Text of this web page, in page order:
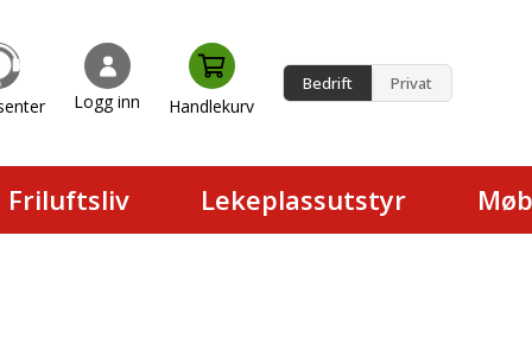
Logg inn Handlekurv
Bedrift Privat
Friluftsliv Lekeplassutstyr